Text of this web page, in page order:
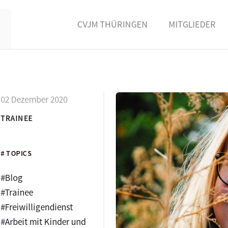
CVJM THÜRINGEN MITGLIEDER
02 Dezember 2020
TRAINEE
# TOPICS
#Blog
#Trainee
#Freiwilligendienst
#Arbeit mit Kinder und